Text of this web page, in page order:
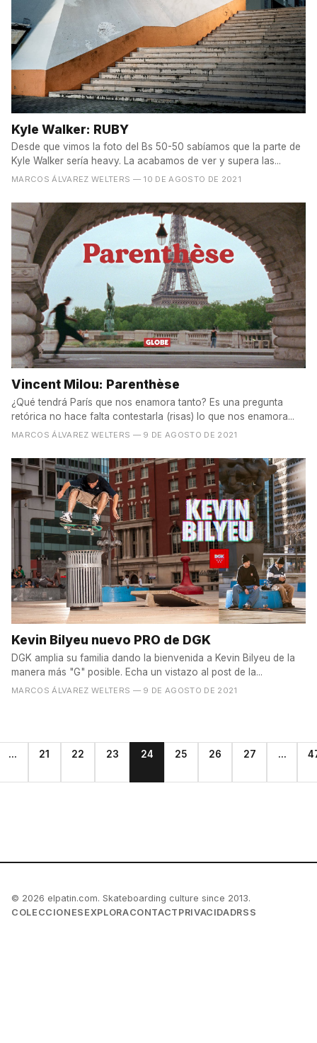
Kyle Walker: RUBY
Desde que vimos la foto del Bs 50-50 sabíamos que la parte de
Kyle Walker sería heavy. La acabamos de ver y supera las...
MARCOS ÁLVAREZ WELTERS — 10 DE AGOSTO DE 2021
Vincent Milou: Parenthèse
¿Qué tendrá París que nos enamora tanto? Es una pregunta
retórica no hace falta contestarla (risas) lo que nos enamora...
MARCOS ÁLVAREZ WELTERS — 9 DE AGOSTO DE 2021
Kevin Bilyeu nuevo PRO de DGK
DGK amplia su familia dando la bienvenida a Kevin Bilyeu de la
manera más "G" posible. Echa un vistazo al post de la...
MARCOS ÁLVAREZ WELTERS — 9 DE AGOSTO DE 2021
... 21 22 23 24 25 26 27 ...
© 2026 elpatin.com. Skateboarding culture since 2013.
COLECCIONES EXPLORACONTACT PRIVACIDADRSS